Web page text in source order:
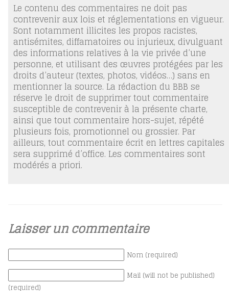
Le contenu des commentaires ne doit pas
contrevenir aux lois et réglementations en vigueur.
Sont notamment illicites les propos racistes,
antisémites, diffamatoires ou injurieux, divulguant
des informations relatives à la vie privée d’une
personne, et utilisant des œuvres protégées par les
droits d’auteur (textes, photos, vidéos…) sans en
mentionner la source. La rédaction du BBB se
réserve le droit de supprimer tout commentaire
susceptible de contrevenir à la présente charte,
ainsi que tout commentaire hors-sujet, répété
plusieurs fois, promotionnel ou grossier. Par
ailleurs, tout commentaire écrit en lettres capitales
sera supprimé d’office. Les commentaires sont
modérés a priori.
Laisser un commentaire
Nom (required)
Mail (will not be published)
(required)